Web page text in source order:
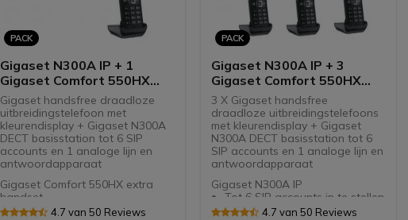
cellen
Micro USB-oplaadmogelijkheid
Met riemclip
PACK
Gigaset N300A IP + 1
Gigaset Comfort 550HX
Handset
Gigaset handsfree draadloze
uitbreidingstelefoon met
kleurendisplay + Gigaset N300A
DECT basisstation tot 6 SIP
accounts en 1 analoge lijn en
antwoordapparaat
Gigaset Comfort 550HX extra
handset
Extra draadloze telefoon
4.7 van 50 Reviews
PACK
Gigaset N300A IP + 3
Gigaset Comfort 550HX
Handset
3 X Gigaset handsfree
draadloze uitbreidingstelefoons
met kleurendisplay + Gigaset
N300A DECT basisstation tot 6
SIP accounts en 1 analoge lijn en
antwoordapparaat
Gigaset N300A IP
Tot 6 SIP accounts in te stellen
3 antwoordapparaten
4.7 van 50 Reviews